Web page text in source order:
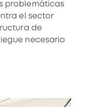
problemáticas
el sector
de
necesario